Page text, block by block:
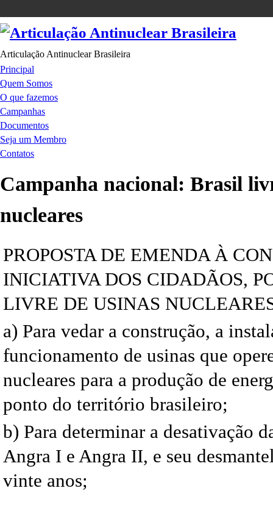
Articulação Antinuclear Brasileira
Principal
Quem Somos
O que fazemos
Campanhas
Documentos
Seja um Membro
Contatos
Campanha nacional: Brasil
nucleares
PROPOSTA DE EMENDA À
INICIATIVA DOS CIDADÃOS,
LIVRE DE USINAS
a) Para vedar a construção, a
funcionamento de usinas que
nucleares para a produção de
ponto do território brasileiro;
b) Para determinar a desativação
Angra I e Angra II, e seu
vinte anos;